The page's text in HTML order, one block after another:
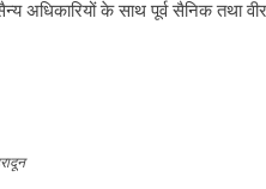
अधिकारियों के साथ पूर्व सैनिक तथा